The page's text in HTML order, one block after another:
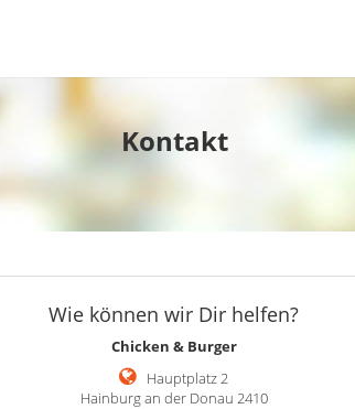
Kontakt
Wie können wir Dir helfen?
Chicken & Burger
Hauptplatz 2
Hainburg an der Donau 2410